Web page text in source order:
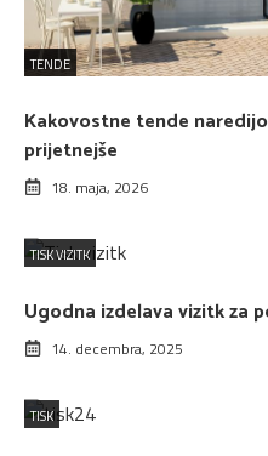
TENDE
Kakovostne tende
prijetnejše
18. maja, 2026
TISK VIZITK
Ugodna izdelava vizitk za
14. decembra, 2025
TISK